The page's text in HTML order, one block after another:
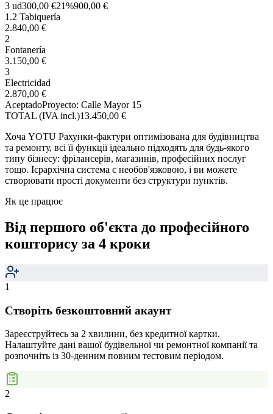
3 ud300,00 €21%900,00 €
1.2 Tabiquería
2.840,00 €
2
Fontanería
3.150,00 €
3
Electricidad
2.870,00 €
AceptadoProyecto: Calle Mayor 15
TOTAL (IVA incl.)13.450,00 €
Хоча YOTU Рахунки-фактури оптимізована для будівництва
та ремонту, всі її функції ідеально підходять для будь-якого
типу бізнесу: фрілансерів, магазинів, професійних послуг
тощо. Ієрархічна система є необов'язковою, і ви можете
створювати прості документи без структури пунктів.
Як це працює
Від першого об'єкта до професійного
кошторису за 4 кроки
1
Створіть безкоштовний акаунт
Зареєструйтесь за 2 хвилини, без кредитної картки.
Налаштуйте дані вашої будівельної чи ремонтної компанії та
розпочніть із 30-денним повним тестовим періодом.
2